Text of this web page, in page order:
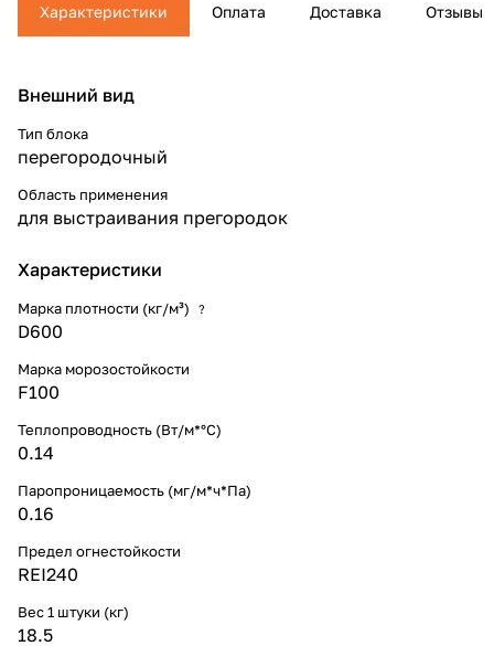
Характеристики Оплата Доставка Отзывы
Внешний вид
Тип блока
перегородочный
Область применения
для выстраивания прегородок
Характеристики
Марка плотности (кг/м³) ?
D600
Марка морозостойкости
F100
Теплопроводность (Вт/м*°С)
0.14
Паропроницаемость (мг/м*ч*Па)
0.16
Предел огнестойкости
REI240
Вес 1 штуки (кг)
18.5